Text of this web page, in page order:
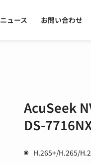
ニュース お問い合わせ
AcuSeek
DS-
H.265+/H.265/